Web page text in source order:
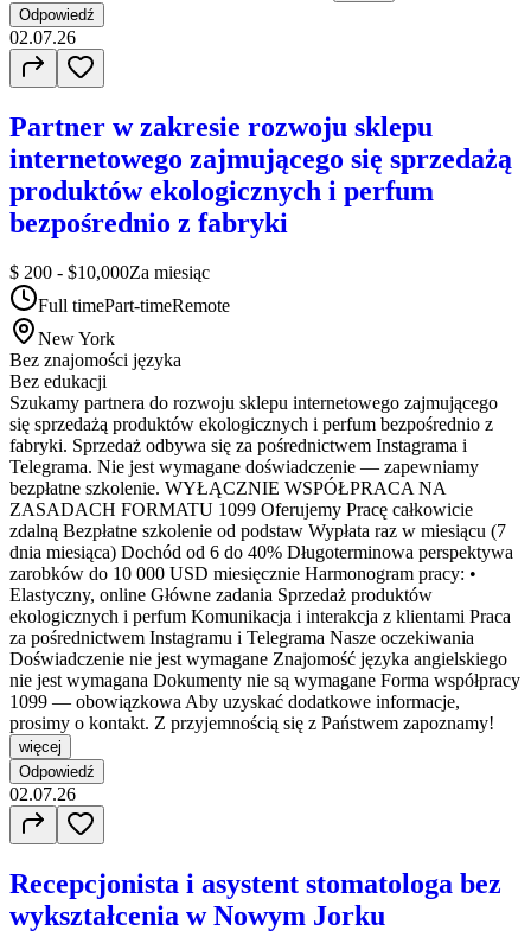
Odpowiedź
02.07.26
Partner w zakresie rozwoju sklepu
internetowego zajmującego się sprzedażą
produktów ekologicznych i perfum
bezpośrednio z fabryki
$ 200 - $10,000Za miesiąc
Full timePart-timeRemote
New York
Bez znajomości języka
Bez edukacji
Szukamy partnera do rozwoju sklepu internetowego zajmującego
się sprzedażą produktów ekologicznych i perfum bezpośrednio z
fabryki. Sprzedaż odbywa się za pośrednictwem Instagrama i
Telegrama. Nie jest wymagane doświadczenie — zapewniamy
bezpłatne szkolenie. WYŁĄCZNIE WSPÓŁPRACA NA
ZASADACH FORMATU 1099 Oferujemy Pracę całkowicie
zdalną Bezpłatne szkolenie od podstaw Wypłata raz w miesiącu (7
dnia miesiąca) Dochód od 6 do 40% Długoterminowa perspektywa
zarobków do 10 000 USD miesięcznie Harmonogram pracy: •
Elastyczny, online Główne zadania Sprzedaż produktów
ekologicznych i perfum Komunikacja i interakcja z klientami Praca
za pośrednictwem Instagramu i Telegrama Nasze oczekiwania
Doświadczenie nie jest wymagane Znajomość języka angielskiego
nie jest wymagana Dokumenty nie są wymagane Forma współpracy
1099 — obowiązkowa Aby uzyskać dodatkowe informacje,
prosimy o kontakt. Z przyjemnością się z Państwem zapoznamy!
więcej
Odpowiedź
02.07.26
Recepcjonista i asystent stomatologa bez
wykształcenia w Nowym Jorku